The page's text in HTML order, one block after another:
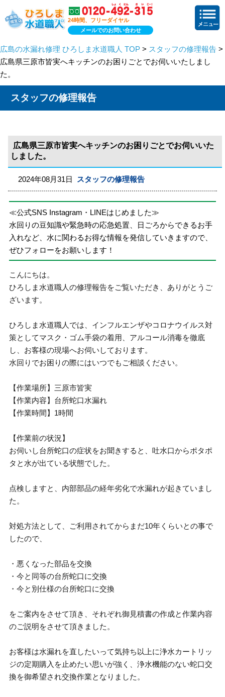
24時間、フリーダイヤル
メールでのお問い合わせ
広島の水漏れ修理 ひろしま水道職人 TOP > スタッフの修理報告 >
広島県三原市皆実へキッチンのお困りごとでお伺いいたしまし
た。
スタッフの修理報告
広島県三原市皆実へキッチンのお困りごとでお伺いいた
しました。
2024年08月31日 スタッフの修理報告
≪公式SNS Instagram・LINEはじめました≫
水回りの豆知識や緊急時の応急処置、日ごろからできるお手
入れなど、水に関わるお得な情報を発信していきますので、
ぜひフォローをお願いします！
こんにちは。
ひろしま水道職人の修理報告をご覧いただき、ありがとうご
ざいます。
ひろしま水道職人では、インフルエンザやコロナウイルス対
策としてマスク・ゴム手袋の着用、アルコール消毒を徹底
し、お客様の現場へお伺いしております。
水回りでお困りの際にはいつでもご相談ください。
【作業場所】三原市皆実
【作業内容】台所蛇口水漏れ
【作業時間】1時間
【作業前の状況】
お伺いし台所蛇口の症状をお聞きすると、吐水口からポタポ
タと水が出ている状態でした。
点検しますと、内部部品の経年劣化で水漏れが起きていまし
た。
対処方法として、ご利用されてからまだ10年くらいとの事で
したので、
・悪くなった部品を交換
・今と同等の台所蛇口に交換
・今と別仕様の台所蛇口に交換
をご案内をさせて頂き、それぞれ御見積書の作成と作業内容
のご説明をさせて頂きました。
お客様は水漏れを直したいって気持ち以上に浄水カートリッ
ジの定期購入を止めたい思いが強く、浄水機能のない蛇口交
換を御希望され交換作業となりました。